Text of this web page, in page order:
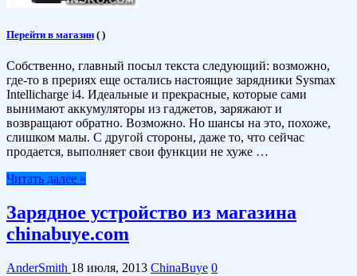
Перейти в магазин ( )
Собственно, главный посыл текста следующий: возможно,
где-то в прериях еще остались настоящие зарядники Sysmax
Intellicharge i4. Идеальные и прекрасные, которые сами
вынимают аккумуляторы из гаджетов, заряжают и
возвращают обратно. Возможно. Но шансы на это, похоже,
слишком малы. С другой стороны, даже то, что сейчас
продается, выполняет свои функции не хуже …
Читать далее »
Зарядное устройство из магазина
chinabuye.com
AnderSmith 18 июля, 2013 ChinaBuye 0